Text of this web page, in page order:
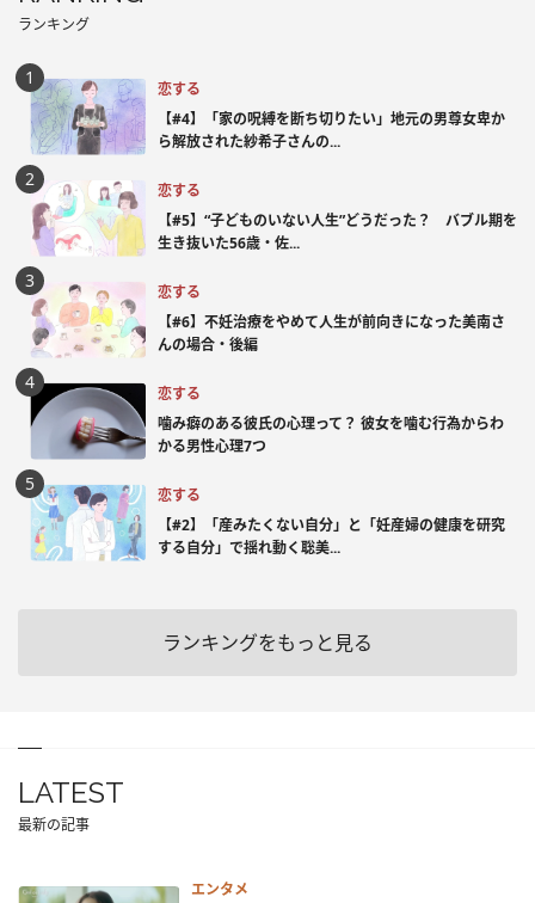
ランキング
恋する
【#4】「家の呪縛を断ち切りたい」地元の男尊女卑か
ら解放された紗希子さんの...
恋する
【#5】“子どものいない人生”どうだった？ バブル期を
生き抜いた56歳・佐...
恋する
【#6】不妊治療をやめて人生が前向きになった美南さ
んの場合・後編
恋する
噛み癖のある彼氏の心理って？ 彼女を噛む行為からわ
かる男性心理7つ
恋する
【#2】「産みたくない自分」と「妊産婦の健康を研究
する自分」で揺れ動く聡美...
ランキングをもっと見る
LATEST
最新の記事
エンタメ